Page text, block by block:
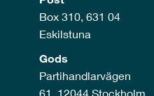
Box 310, 631 04
Eskilstuna
Gods
Partihandlarvägen
61, 12044 Stockholm